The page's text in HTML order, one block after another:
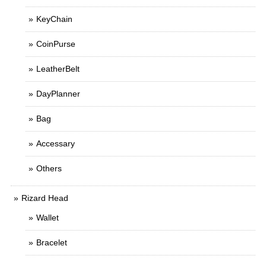
KeyChain
CoinPurse
LeatherBelt
DayPlanner
Bag
Accessary
Others
Rizard Head
Wallet
Bracelet